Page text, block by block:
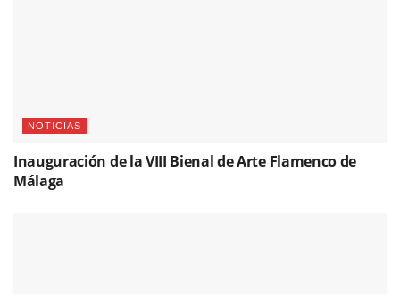
NOTICIAS
Inauguración de la VIII Bienal de Arte Flamenco de
Málaga